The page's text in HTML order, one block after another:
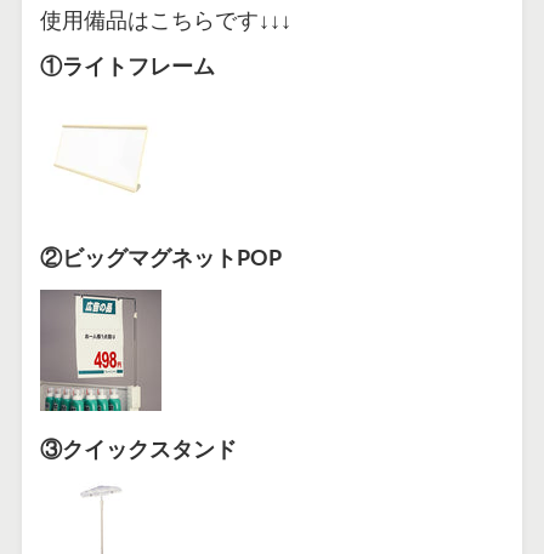
使用備品はこちらです↓↓↓
①ライトフレーム
②ビッグマグネットPOP
③クイックスタンド